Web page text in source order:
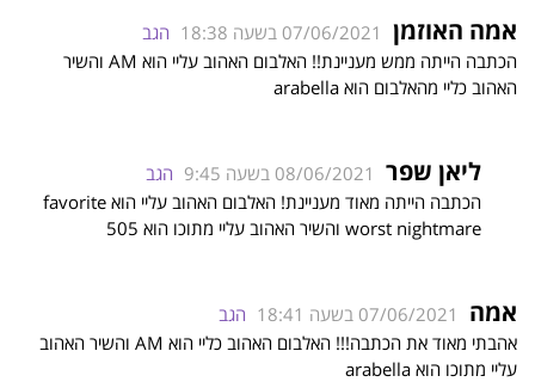
אמה האוזמן 07/06/2021 בשעה 18:38
הגב
הכתבה הייתה ממש מעניינת!! האלבום האהוב עליי הוא AM והשיר
האהוב כליי מהאלבום הוא arabella
ליאן שפר 08/06/2021 בשעה 9:45
הגב
הכתבה הייתה מאוד מעניינת! האלבום האהוב עליי הוא favorite
worst nightmare והשיר האהוב עליי מתוכו הוא 505
אמה 07/06/2021 בשעה 18:41
הגב
אהבתי מאוד את הכתבה!!! האלבום האהוב כליי הוא AM והשיר האהוב
עליי מתוכו הוא arabella